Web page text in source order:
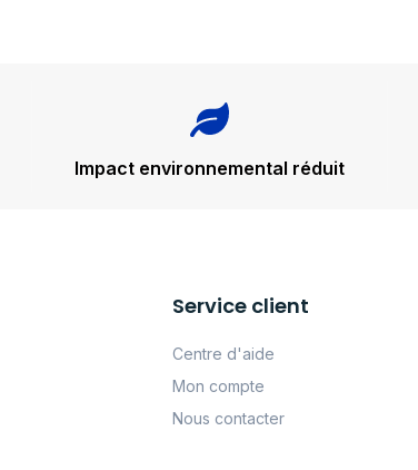
Impact environnemental réduit
Service client
Centre d'aide
Mon compte
Nous contacter